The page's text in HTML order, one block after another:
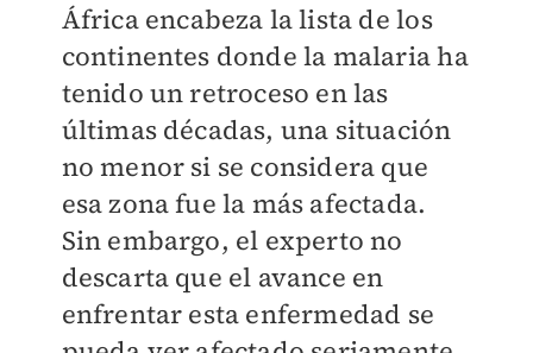
África encabeza la lista de los
continentes donde la malaria ha
tenido un retroceso en las
últimas décadas, una situación
no menor si se considera que
esa zona fue la más afectada.
Sin embargo, el experto no
descarta que el avance en
enfrentar esta enfermedad se